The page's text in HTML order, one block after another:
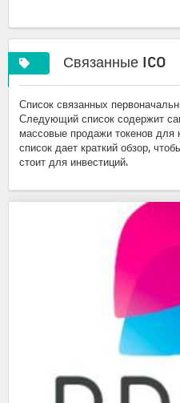
Связанные ICO
Список связанных
Следующий список содержит
массовые продажи токенов для
список дает краткий обзор,
стоит для инвестиций.